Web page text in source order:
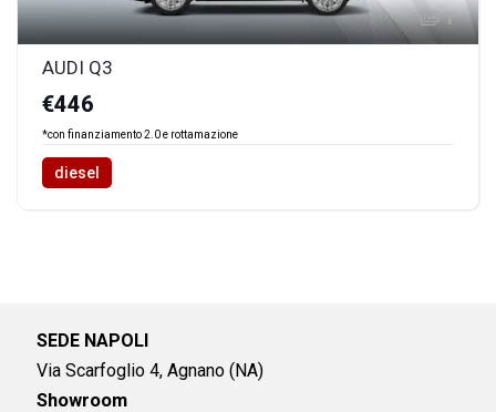
1
AUDI Q3
€446
*con finanziamento 2.0 e rottamazione
diesel
SEDE NAPOLI
Via Scarfoglio 4, Agnano (NA)
Showroom